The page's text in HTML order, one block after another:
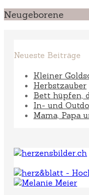
Neugeborene
Neueste Beiträge
Kleiner
Herbstzauber
Bett hüpfen,
In- und
Mama, Papa